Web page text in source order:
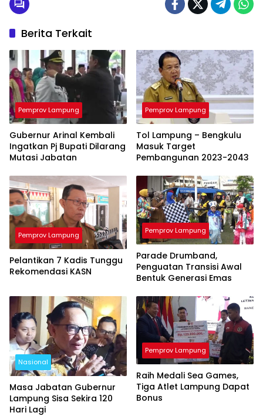
Berita Terkait
Pemprov Lampung
Gubernur Arinal Kembali
Ingatkan Pj Bupati Dilarang
Mutasi Jabatan
Pemprov Lampung
Tol Lampung – Bengkulu
Masuk Target
Pembangunan 2023-2043
Pemprov Lampung
Pelantikan 7 Kadis Tunggu
Rekomendasi KASN
Pemprov Lampung
Parade Drumband,
Penguatan Transisi Awal
Bentuk Generasi Emas
Nasional
Masa Jabatan Gubernur
Lampung Sisa Sekira 120
Hari Lagi
Pemprov Lampung
Raih Medali Sea Games,
Tiga Atlet Lampung Dapat
Bonus